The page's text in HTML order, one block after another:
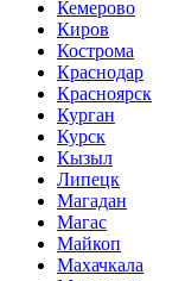
Кемерово
Киров
Кострома
Краснодар
Красноярск
Курган
Курск
Кызыл
Липецк
Магадан
Магас
Майкоп
Махачкала